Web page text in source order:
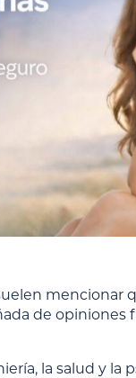
mencionar
de opiniones
la salud y